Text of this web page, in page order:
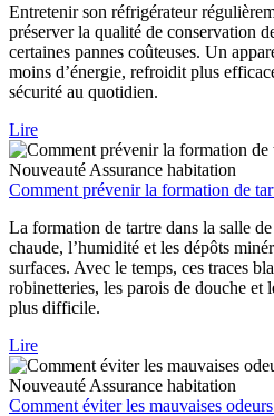
Entretenir son réfrigérateur
préserver la qualité de conservation
certaines pannes coûteuses. Un
moins d’énergie, refroidit plus
sécurité au quotidien.
Lire
Nouveauté Assurance habitation
Comment prévenir la formation de
La formation de tartre dans la salle
chaude, l’humidité et les dépôts
surfaces. Avec le temps, ces traces
robinetteries, les parois de douche et
plus difficile.
Lire
Nouveauté Assurance habitation
Comment éviter les mauvaises